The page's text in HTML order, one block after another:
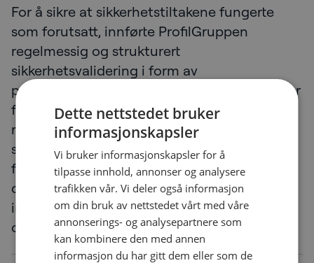
For å sikre at sikkerhetstiltakene fungerte
som forutsatt, innførte ProfilGruppen
regelmessig og strukturert
sikkerhetsvalidering i form av
penetrasjonstester. Gjennom gjentatte tester
fikk organisasjonen et klarere bilde av sin
risikoeksponering og kunne basere sitt
sikkerhetsarbeid på verifiserte resultater
fremfor antakelser. Løsningen ble en sentral
del av det samlede
informasjonssikkerhetsarbeidet og støttet
også kravene knyttet til ISO/IEC 27001.
Dette nettstedet bruker
informasjonskapsler
Vi bruker informasjonskapsler for å
tilpasse innhold, annonser og analysere
trafikken vår. Vi deler også informasjon
om din bruk av nettstedet vårt med våre
annonserings- og analysepartnere som
kan kombinere den med annen
informasjon du har gitt dem eller som de